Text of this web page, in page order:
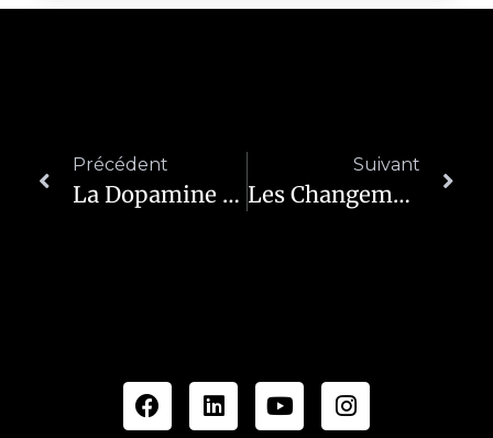
Précédent
La Dopamine L’hormone De La Joie Et Pour Passer À L’action
Suivant
Les Changements